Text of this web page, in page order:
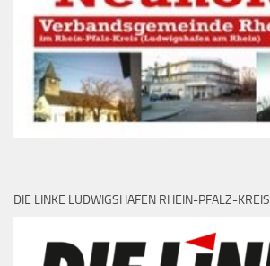
DIE LINKE LUDWIGSHAFEN RHEIN-PFALZ-KREIS